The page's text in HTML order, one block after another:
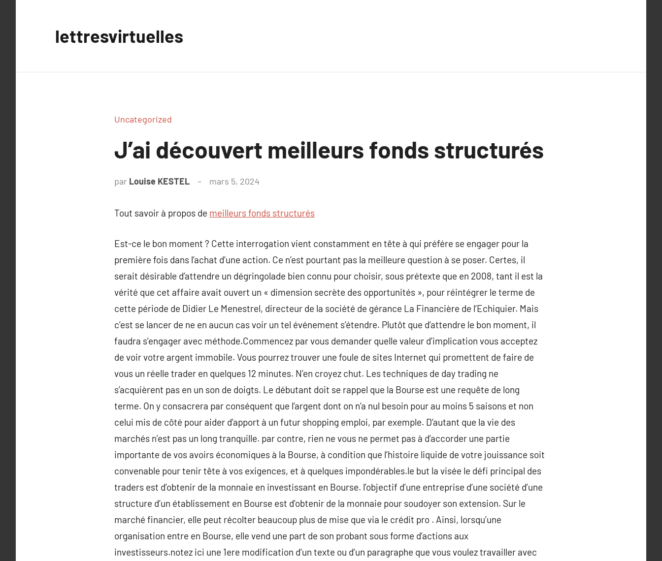
lettresvirtuelles
Uncategorized
J’ai découvert meilleurs fonds structurés
par Louise KESTEL mars 5, 2024
Tout savoir à propos de meilleurs fonds structurés
Est-ce le bon moment ? Cette interrogation vient constamment en tête à qui préfére se engager pour la
première fois dans l’achat d’une action. Ce n’est pourtant pas la meilleure question à se poser. Certes, il
serait désirable d’attendre un dégringolade bien connu pour choisir, sous prétexte que en 2008, tant il est la
vérité que cet affaire avait ouvert un « dimension secrète des opportunités », pour réintégrer le terme de
cette période de Didier Le Menestrel, directeur de la société de gérance La Financière de l’Echiquier. Mais
c’est se lancer de ne en aucun cas voir un tel événement s’étendre. Plutôt que d’attendre le bon moment, il
faudra s’engager avec méthode.Commencez par vous demander quelle valeur d’implication vous acceptez
de voir votre argent immobile. Vous pourrez trouver une foule de sites Internet qui promettent de faire de
vous un réelle trader en quelques 12 minutes. N’en croyez chut. Les techniques de day trading ne
s’acquièrent pas en un son de doigts. Le débutant doit se rappel que la Bourse est une requête de long
terme. On y consacrera par conséquent que l’argent dont on n’a nul besoin pour au moins 5 saisons et non
celui mis de côté pour aider d’apport à un futur shopping emploi, par exemple. D’autant que la vie des
marchés n’est pas un long tranquille. par contre, rien ne vous ne permet pas à d’accorder une partie
importante de vos avoirs économiques à la Bourse, à condition que l’histoire liquide de votre jouissance soit
convenable pour tenir tête à vos exigences, et à quelques impondérables.le but la visée le défi principal des
traders est d’obtenir de la monnaie en investissant en Bourse. l’objectif d’une entreprise d’une société d’une
structure d’un établissement en Bourse est d’obtenir de la monnaie pour soudoyer son extension. Sur le
marché financier, elle peut récolter beaucoup plus de mise que via le crédit pro . Ainsi, lorsqu’une
organisation entre en Bourse, elle vend une part de son probant sous forme d’actions aux
investisseurs.notez ici une 1ere modification d’un texte ou d’un paragraphe que vous voulez travailler avec